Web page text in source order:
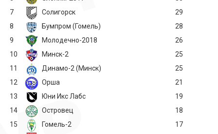
7
Солигорск
29
8
Бумпром (Гомель)
28
9
Молодечно-2018
26
10
Минск-2
25
11
Динамо-2 (Минск)
25
12
Орша
21
13
Юни Икс Лабс
19
14
Островец
18
15
Гомель-2
17